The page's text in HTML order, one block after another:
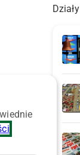
Działy